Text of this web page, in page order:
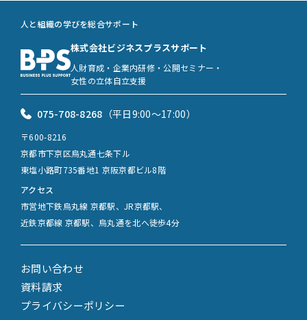
お問い合わせ
資料請求
プライバシーポリシー
人と組織の学びを総合サポート
株式会社ビジネスプラスサポート
人財育成・企業内研修・公開セミナー・
女性の立体自立支援
075-708-8268 （平日9:00〜17:00）
〒600-8216
京都市下京区烏丸通七条下ル
東塩小路町735番地1 京阪京都ビル8階
アクセス
市営地下鉄烏丸線 京都駅、JR京都駅、
近鉄京都線 京都駅、烏丸通を北へ徒歩4分